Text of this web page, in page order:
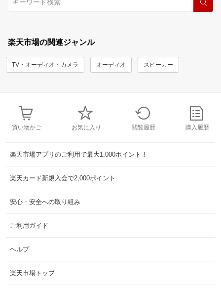
楽天市場の関連ジャンル
TV・オーディオ・カメラ オーディオ スピーカー
買い物かご お気に入り 閲覧履歴 購入履歴
楽天市場アプリのご利用で最大1,000ポイント！
楽天カード新規入会で2,000ポイント
安心・安全への取り組み
ご利用ガイド
ヘルプ
楽天市場トップ